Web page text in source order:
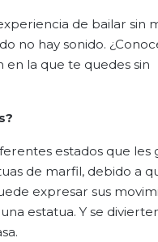
de bailar sin
no hay sonido.
en la que te quedes sin
estados que les
de marfil, debido a
expresar sus
estatua. Y se